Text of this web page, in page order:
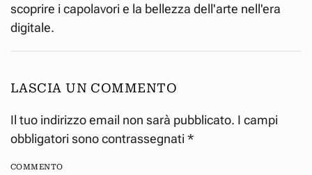
scoprire i capolavori e la bellezza dell'arte nell'era
digitale.
LASCIA UN COMMENTO
Il tuo indirizzo email non sarà pubblicato. I campi
obbligatori sono contrassegnati *
COMMENTO